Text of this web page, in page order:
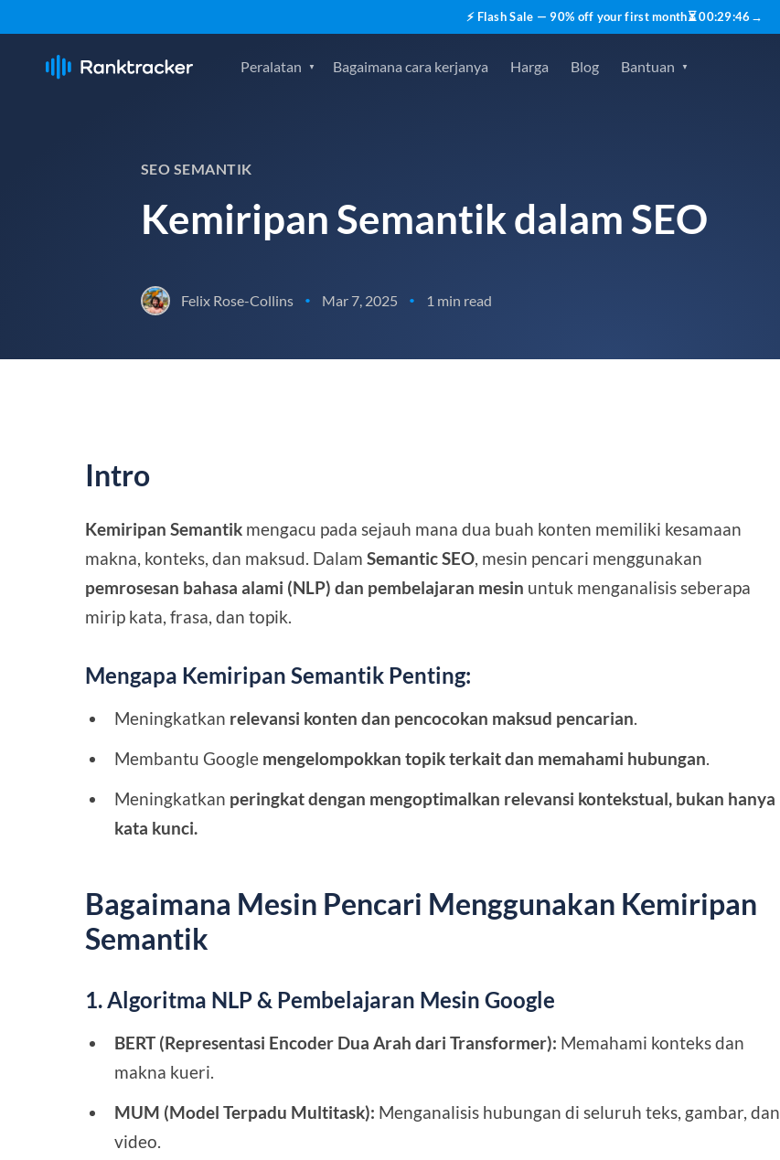
⚡ Flash Sale — 90% off your first month⏳00:29:45 →
Peralatan Bagaimana cara kerjanya Harga Blog Bantuan
SEO SEMANTIK
Kemiripan Semantik dalam SEO
Felix Rose-Collins • Mar 7, 2025 • 1 min read
Intro
Kemiripan Semantik mengacu pada sejauh mana dua buah konten memiliki kesamaan
makna, konteks, dan maksud. DalamSemantic SEO, mesin pencari menggunakan
pemrosesan bahasa alami (NLP) dan pembelajaran mesin untuk menganalisis seberapa
mirip kata, frasa, dan topik.
Mengapa Kemiripan Semantik Penting:
Meningkatkan relevansi konten dan pencocokan maksud pencarian.
Membantu Google mengelompokkan topik terkait dan memahami hubungan.
Meningkatkan peringkat dengan mengoptimalkan relevansi kontekstual, bukan hanya
kata kunci.
Bagaimana Mesin Pencari Menggunakan Kemiripan
Semantik
1. Algoritma NLP & Pembelajaran Mesin Google
BERT (Representasi Encoder Dua Arah dari Transformer): Memahami konteks dan
makna kueri.
MUM (Model Terpadu Multitask): Menganalisis hubungan di seluruh teks, gambar, dan
video.